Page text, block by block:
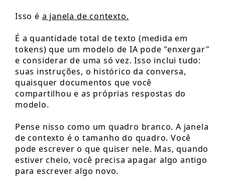
Isso é a janela de contexto.
É a quantidade total de texto (medida em
tokens) que um modelo de IA pode "enxergar"
e considerar de uma só vez. Isso inclui tudo:
suas instruções, o histórico da conversa,
quaisquer documentos que você
compartilhou e as próprias respostas do
modelo.
Pense nisso como um quadro branco. A janela
de contexto é o tamanho do quadro. Você
pode escrever o que quiser nele. Mas, quando
estiver cheio, você precisa apagar algo antigo
para escrever algo novo.